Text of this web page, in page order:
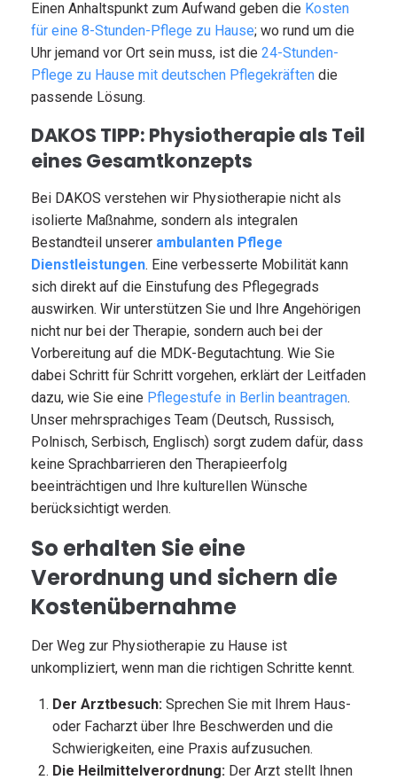
Einen Anhaltspunkt zum Aufwand geben die Kosten
für eine 8-Stunden-Pflege zu Hause; wo rund um die
Uhr jemand vor Ort sein muss, ist die 24-Stunden-
Pflege zu Hause mit deutschen Pflegekräften die
passende Lösung.
DAKOS TIPP: Physiotherapie als Teil
eines Gesamtkonzepts
Bei DAKOS verstehen wir Physiotherapie nicht als
isolierte Maßnahme, sondern als integralen
Bestandteil unserer ambulanten Pflege
Dienstleistungen. Eine verbesserte Mobilität kann
sich direkt auf die Einstufung des Pflegegrads
auswirken. Wir unterstützen Sie und Ihre Angehörigen
nicht nur bei der Therapie, sondern auch bei der
Vorbereitung auf die MDK-Begutachtung. Wie Sie
dabei Schritt für Schritt vorgehen, erklärt der Leitfaden
dazu, wie Sie eine Pflegestufe in Berlin beantragen.
Unser mehrsprachiges Team (Deutsch, Russisch,
Polnisch, Serbisch, Englisch) sorgt zudem dafür, dass
keine Sprachbarrieren den Therapieerfolg
beeinträchtigen und Ihre kulturellen Wünsche
berücksichtigt werden.
So erhalten Sie eine
Verordnung und sichern die
Kostenübernahme
Der Weg zur Physiotherapie zu Hause ist
unkompliziert, wenn man die richtigen Schritte kennt.
Der Arztbesuch: Sprechen Sie mit Ihrem Haus-
oder Facharzt über Ihre Beschwerden und die
Schwierigkeiten, eine Praxis aufzusuchen.
Die Heilmittelverordnung: Der Arzt stellt Ihnen